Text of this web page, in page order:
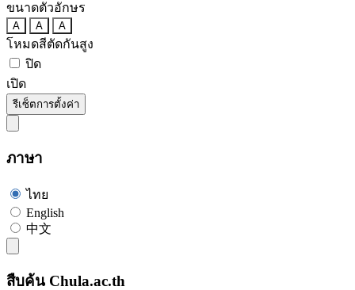
ขนาดตัวอักษร
A A A
โหมดสีตัดกันสูง
ปิด
เปิด
รีเซ็ตการตั้งค่า
ภาษา
ไทย
English
中文
สืบค้น Chula.ac.th